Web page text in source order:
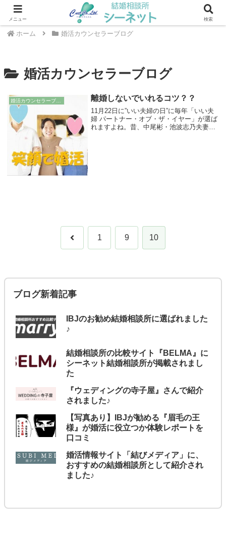
川崎・武蔵小杉エリアの結婚相談所 ｜ シーネット結婚相談所
ホーム 婚活カウンセラーブログ
婚活カウンセラーブログ
婚活カウンセラーブログ 離婚しないでいれるコツ？？
11月22日に”いい夫婦の日”に毎年「いい夫
婦 パートナー・オブ・ザ・イヤー」が選ば
れますよね。昔、中尾彬・池波志乃夫妻が
前 1 9 10
ブログ新着記事
IBJのお勧め結婚相談所に選ばれました
♪
結婚相談所の比較サイト『BELMA』に
シーネット結婚相談所が掲載されまし
た
『ウェディングの寺子屋』さんで紹介
されました♪
【写真あり】IBJが勧める『眉毛の王
様』が婚活に役立つか体験レポートを
口コミ
婚活情報サイト「結びメディア」に、
おすすめの結婚相談所として紹介され
ました♪
メニュー 検索